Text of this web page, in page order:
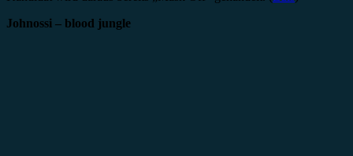
Johnossi – blood jungle